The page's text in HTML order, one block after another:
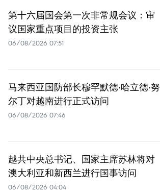
第十六届国会第一次非常规会议：审
议国家重点项目的投资主张
06/08/2026 07:51
马来西亚国防部长穆罕默德·哈立德·努
尔丁对越南进行正式访问
06/08/2026 07:46
越共中央总书记、国家主席苏林将对
澳大利亚和新西兰进行国事访问
06/08/2026 04:04